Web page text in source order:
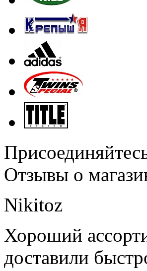
Отзывы о
Nikitoz
Хороший
доставили